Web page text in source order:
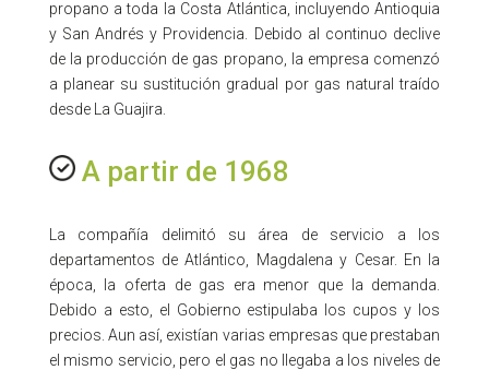
propano a toda la Costa Atlántica, incluyendo Antioquia
y San Andrés y Providencia. Debido al continuo declive
de la producción de gas propano, la empresa comenzó
a planear su sustitución gradual por gas natural traído
desde La Guajira.
A partir de 1968
La compañía delimitó su área de servicio a los
departamentos de Atlántico, Magdalena y Cesar. En la
época, la oferta de gas era menor que la demanda.
Debido a esto, el Gobierno estipulaba los cupos y los
precios. Aun así, existían varias empresas que prestaban
el mismo servicio, pero el gas no llegaba a los niveles de